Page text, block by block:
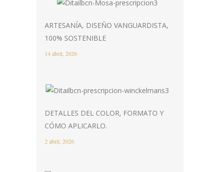
ARTESANÍA, DISEÑO VANGUARDISTA,
100% SOSTENIBLE
14 abril, 2026
DETALLES DEL COLOR, FORMATO Y
CÓMO APLICARLO.
2 abril, 2026